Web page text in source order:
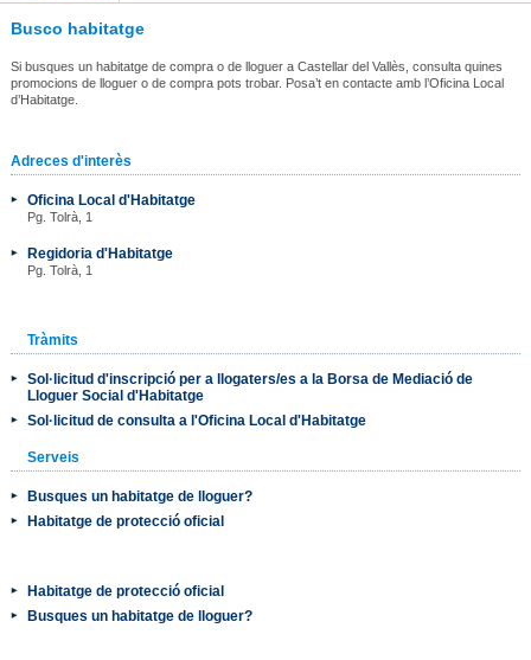
Busco habitatge
Si busques un habitatge de compra o de lloguer a Castellar del Vallès, consulta quines
promocions de lloguer o de compra pots trobar. Posa’t en contacte amb l’Oficina Local
d’Habitatge.
Adreces d'interès
Oficina Local d'Habitatge
Pg. Tolrà, 1
Regidoria d'Habitatge
Pg. Tolrà, 1
Tràmits
Sol·licitud d'inscripció per a llogaters/es a la Borsa de Mediació de
Lloguer Social d'Habitatge
Sol·licitud de consulta a l'Oficina Local d'Habitatge
Serveis
Busques un habitatge de lloguer?
Habitatge de protecció oficial
Habitatge de protecció oficial
Busques un habitatge de lloguer?